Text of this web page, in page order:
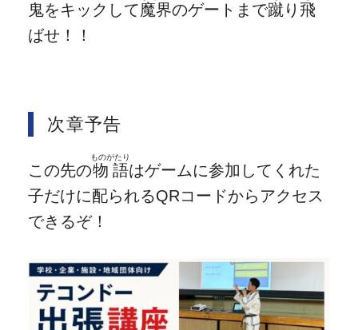
鬼をキックして魔界のゲートまで蹴 り 飛
ばせ！！
次章予告
この先の物語
ものがたり
はゲームに参加してくれた
子だけに配られるQRコードからアクセス
できるぞ！